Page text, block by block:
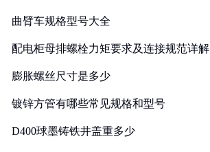
曲臂车规格型号大全
配电柜母排螺栓力矩要求及连接规范详解
膨胀螺丝尺寸是多少
镀锌方管有哪些常见规格和型号
D400球墨铸铁井盖重多少